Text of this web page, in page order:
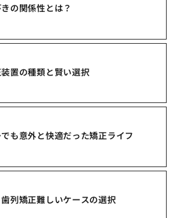
の関係性とは？
置の種類と賢い選択
も意外と快適だった矯正ライフ
列矯正難しいケースの選択